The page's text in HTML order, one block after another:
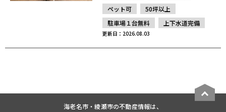
ペット可
50坪以上
駐車場１台無料
上下水道完備
更新日：2026.08.03
海老名市・綾瀬市の不動産情報は、